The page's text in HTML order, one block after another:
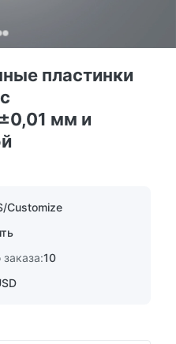
пластинки
мм и
Customize
10